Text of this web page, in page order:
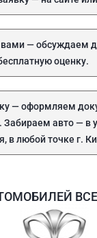
— обсуждаем
оценку.
— оформляем
Забираем авто — в
в любой точке г.